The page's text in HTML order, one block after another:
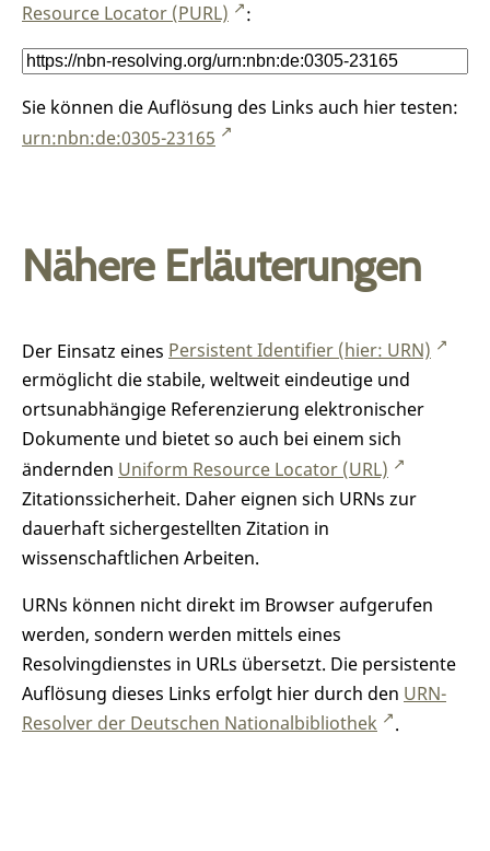
Resource Locator (PURL)
:
Sie können die Auflösung des Links auch hier testen:
urn:nbn:de:0305-23165
Nähere Erläuterungen
Der Einsatz eines Persistent Identifier (hier: URN)
ermöglicht die stabile, weltweit eindeutige und
ortsunabhängige Referenzierung elektronischer
Dokumente und bietet so auch bei einem sich
ändernden Uniform Resource Locator (URL)
Zitationssicherheit. Daher eignen sich URNs zur
dauerhaft sichergestellten Zitation in
wissenschaftlichen Arbeiten.
URNs können nicht direkt im Browser aufgerufen
werden, sondern werden mittels eines
Resolvingdienstes in URLs übersetzt. Die persistente
Auflösung dieses Links erfolgt hier durch den URN-
Resolver der Deutschen Nationalbibliothek
.